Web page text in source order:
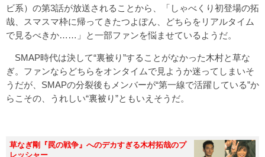
ビ系）の第3話が放送されることから、「しゃべくり初登場の拓
哉、スマスマ枠に帰ってきたつよぽん、どちらをリアルタイム
で見るべきか……」と一部ファンを悩ませているようだ。
SMAP時代は決して“裏被り”することがなかった木村と草な
ぎ。ファンならどちらをオンタイムで見ようか迷ってしまいそ
うだが、SMAPの分裂後もメンバーが“第一線で活躍している”か
らこその、うれしい“裏被り”ともいえそうだ。
草なぎ剛『罠の戦争』へのデカすぎる木村拓哉のプ
レッシャー